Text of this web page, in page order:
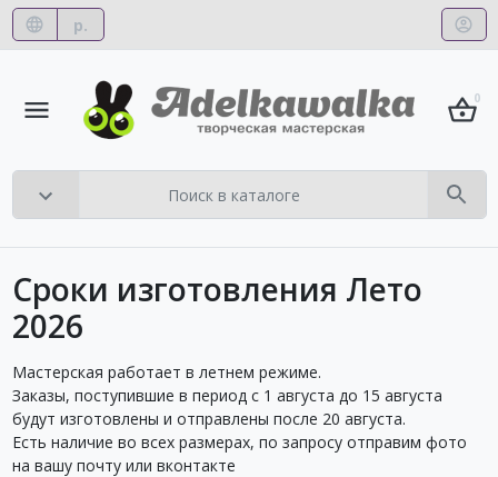
р.
0
Сроки изготовления Лето
2026
Мастерская работает в летнем режиме.
Заказы, поступившие в период с 1 августа до 15 августа
будут изготовлены и отправлены после 20 августа.
Есть наличие во всех размерах, по запросу отправим фото
на вашу почту или вконтакте